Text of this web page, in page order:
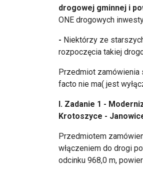
drogowej gminnej i
ONE drogowych
- Niektórzy ze
rozpoczęcia takiej
Przedmiot zamówienia
facto nie ma( jest
I. Zadanie 1 -
Krotoszyce -
Przedmiotem
włączeniem do drogi
odcinku 968,0 m,